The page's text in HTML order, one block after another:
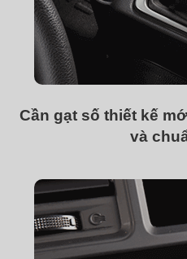
Cần gạt số thiết kế
và